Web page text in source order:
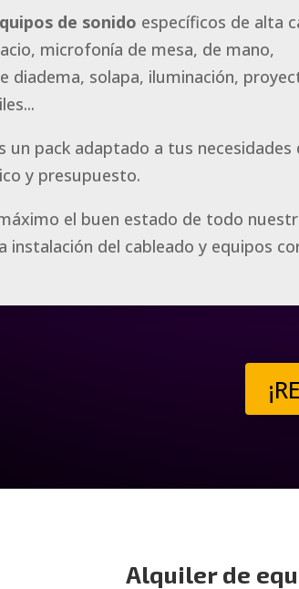
de sonido específicos de alta
microfonía de mesa, de mano,
diadema, solapa, iluminación,
un pack adaptado a tus necesidades
y presupuesto.
el buen estado de todo
instalación del cableado y equipos
Alquiler de